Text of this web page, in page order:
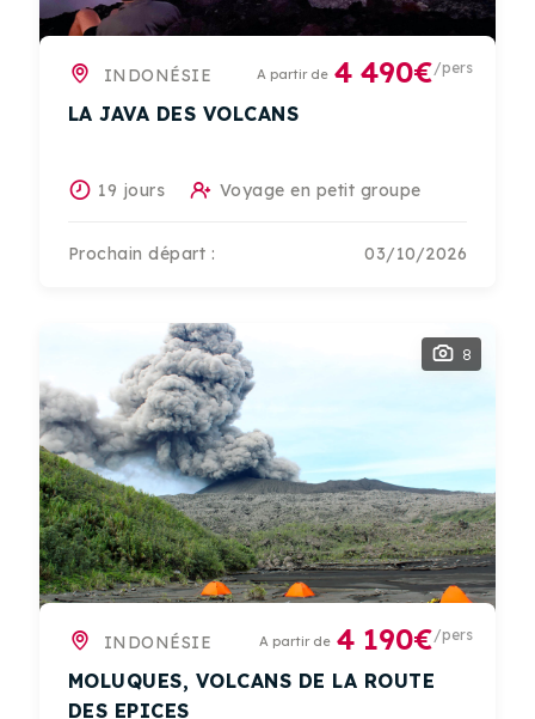
INDONÉSIE A partir de 4 490€/pers
LA JAVA DES VOLCANS
19 jours Voyage en petit groupe
Prochain départ : 03/10/2026
8
INDONÉSIE A partir de 4 190€/pers
MOLUQUES, VOLCANS DE LA ROUTE
DES EPICES